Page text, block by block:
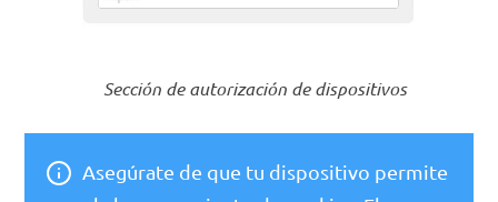
Sección de autorización de dispositivos
Asegúrate de que tu dispositivo permite